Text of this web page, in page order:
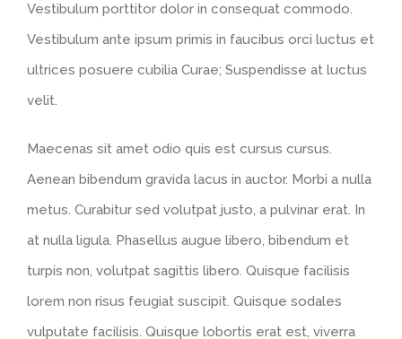
Vestibulum porttitor dolor in consequat commodo.
Vestibulum ante ipsum primis in faucibus orci luctus et
ultrices posuere cubilia Curae; Suspendisse at luctus
velit.
Maecenas sit amet odio quis est cursus cursus.
Aenean bibendum gravida lacus in auctor. Morbi a nulla
metus. Curabitur sed volutpat justo, a pulvinar erat. In
at nulla ligula. Phasellus augue libero, bibendum et
turpis non, volutpat sagittis libero. Quisque facilisis
lorem non risus feugiat suscipit. Quisque sodales
vulputate facilisis. Quisque lobortis erat est, viverra